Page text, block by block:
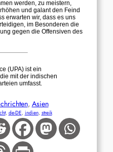
werden, zu meistern,
und galant den Feind
erwarten wir, dass es uns
im Besonderen die
gegen die Offensiven des
(UPA) ist ein
mit der indischen
umfasst.
, Asien
, de-DE, indien, streik